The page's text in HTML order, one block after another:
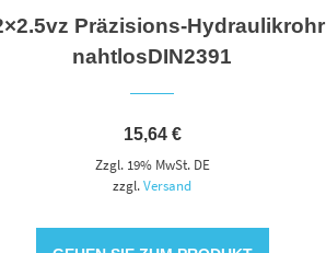
Präzisions-Hydraulikrohr
nahtlosDIN2391
15,64 €
Zzgl. 19% MwSt. DE
zzgl.Versand